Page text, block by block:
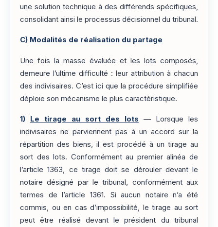
une solution technique à des différends spécifiques,
consolidant ainsi le processus décisionnel du tribunal.
C) Modalités de réalisation du partage
Une fois la masse évaluée et les lots composés,
demeure l’ultime difficulté : leur attribution à chacun
des indivisaires. C’est ici que la procédure simplifiée
déploie son mécanisme le plus caractéristique.
1) Le tirage au sort des lots — Lorsque les
indivisaires ne parviennent pas à un accord sur la
répartition des biens, il est procédé à un tirage au
sort des lots. Conformément au premier alinéa de
l’article 1363, ce tirage doit se dérouler devant le
notaire désigné par le tribunal, conformément aux
termes de l’article 1361. Si aucun notaire n’a été
commis, ou en cas d’impossibilité, le tirage au sort
peut être réalisé devant le président du tribunal